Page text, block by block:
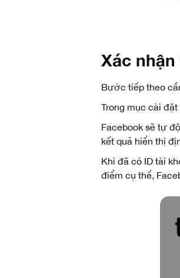
Xác
Bước tiếp theo
Trong mục cài
Facebook sẽ tự
kết quả hiển thị
Khi đã có ID tài
điểm cụ thể,